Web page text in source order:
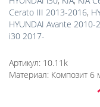
Cerato III 2013-2016,
HYUNDAI Avante 2010-
i30 2017-
Артикул: 10.11k
Материал: Композит 6